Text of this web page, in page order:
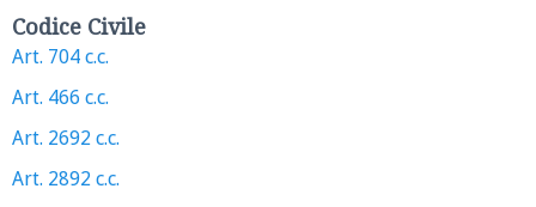
Codice Civile
Art. 704 c.c.
Art. 466 c.c.
Art. 2692 c.c.
Art. 2892 c.c.